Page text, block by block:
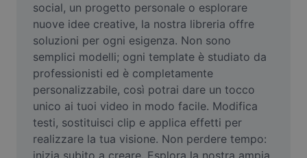
AI Inpainting
Face Cutout
Video
Rimuovi sfondo video
Miglioramento della qualità
social, un progetto personale o esplorare
nuove idee creative, la nostra libreria offre
soluzioni per ogni esigenza. Non sono
semplici modelli; ogni template è studiato da
professionisti ed è completamente
personalizzabile, così potrai dare un tocco
unico ai tuoi video in modo facile. Modifica
testi, sostituisci clip e applica effetti per
realizzare la tua visione. Non perdere tempo:
inizia subito a creare. Esplora la nostra ampia